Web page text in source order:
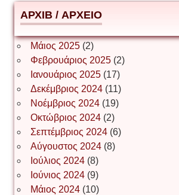
ΕΥΑΓΓΕΛΟΣ ΜΩΚΟΣ
Ιωάννης Σ. Παπαφλωράτος
ΝΙΚΟΣ ΓΑΤΟΣ
Νίκος Λυγερός
АРХІВ / ΑΡΧΕΙΟ
Μάιος 2025(2)
Φεβρουάριος 2025(2)
Ιανουάριος 2025(17)
Δεκέμβριος 2024(11)
Νοέμβριος 2024(19)
Οκτώβριος 2024(2)
Σεπτέμβριος 2024(6)
Αύγουστος 2024(8)
Ιούλιος 2024(8)
Ιούνιος 2024(9)
Μάιος 2024(10)